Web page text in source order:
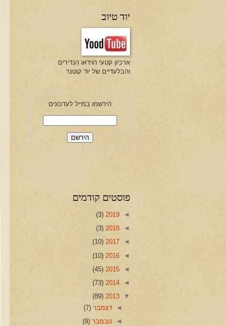
יוד טיוב
ארכיון קטעי הוידאו הנדירים
והבלעדיים של יוד קוטנר
הירשמו במייל לעדכונים
פוסטים קודמים
◄
2019
(3)
◄
2018
(3)
◄
2017
(10)
◄
2016
(10)
◄
2015
(45)
◄
2014
(73)
▼
2013
(89)
◄דצמבר(7)
◄נובמבר(9)